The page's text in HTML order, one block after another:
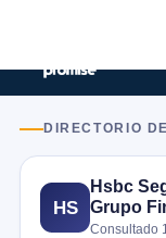
DIRECTORIO
HS
Hsbc
Grupo
Consultado